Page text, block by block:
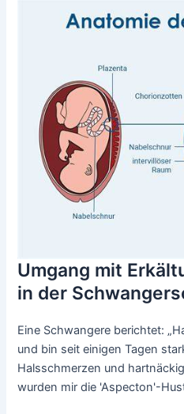
Umgang mit
in der
Eine Schwangere berichtet:
und bin seit einigen Tagen
Halsschmerzen und
wurden mir die 'Aspecton'-